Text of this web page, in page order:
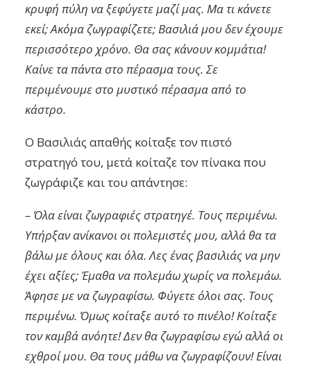
κρυφή πύλη να ξεφύγετε μαζί μας. Μα τι κάνετε
εκεί; Ακόμα ζωγραφίζετε; Βασιλιά μου δεν έχουμε
περισσότερο χρόνο. Θα σας κάνουν κομμάτια!
Καίνε τα πάντα στο πέρασμα τους. Σε
περιμένουμε στο μυστικό πέρασμα από το
κάστρο.
Ο Βασιλιάς απαθής κοίταξε τον πιστό
στρατηγό του, μετά κοίταζε τον πίνακα που
ζωγράφιζε και του απάντησε:
– Όλα είναι ζωγραφιές στρατηγέ. Τους περιμένω.
Υπήρξαν ανίκανοι οι πολεμιστές μου, αλλά θα τα
βάλω με όλους και όλα. Λες ένας βασιλιάς να μην
έχει αξίες; Έμαθα να πολεμάω χωρίς να πολεμάω.
Άφησε με να ζωγραφίσω. Φύγετε όλοι σας. Τους
περιμένω. Όμως κοίταξε αυτό το πινέλο! Κοίταξε
τον καμβά ανόητε! Δεν θα ζωγραφίσω εγώ αλλά οι
εχθροί μου. Θα τους μάθω να ζωγραφίζουν! Είναι